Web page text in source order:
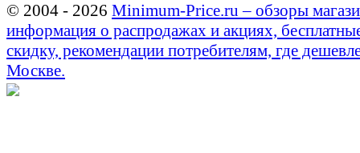
© 2004 - 2026 Minimum-Price.ru – обзоры
информация о распродажах и акциях,
скидку, рекомендации потребителям, где
Москве.